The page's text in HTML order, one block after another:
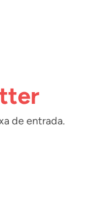
de entrada.